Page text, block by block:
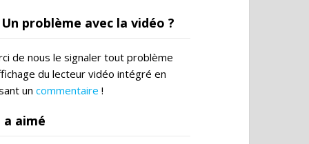
Un problème avec la vidéo ?
de nous le signaler tout problème
du lecteur vidéo intégré en
un commentaire !
a aimé